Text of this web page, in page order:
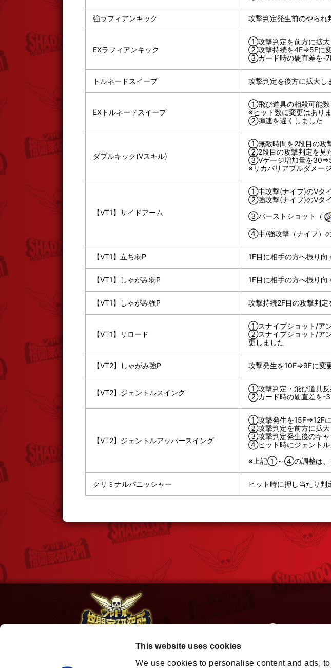
This website uses cookies
We use cookies to personalise content and ads,
強ラフィアンキック 攻撃判定発生前のやられ
EXラフィアンキック
①攻撃判定を前方に拡大
②攻撃持続を4F⇒5Fに
③ガード時の硬直差を-
トルネードスイープ 攻撃判定を後方に拡大し
EXトルネードスイープ
①飛び道具の相殺可能
※ヒット数に変更はあり
②弾速を遅くしました
ダブルキック(Vスキル)
①無敵時間を2段目の攻
②2段目の攻撃判定を見
③Vゲージ増加量を
※リカバリアブルダメー
【VT1】サイドアーム
①中攻撃(ナイフ)のVタ
②強攻撃(ナイフ)のVタ
③バーストショット（
④中/強攻撃（ナイフ）
【VT1】立ち弱P 1F目に相手の方へ振り向
【VT1】しゃがみ弱P 1F目に相手の方へ振り向
【VT1】しゃがみ強P 攻撃持続2F目の攻撃判定
【VT1】リロード
①スナイプショット/アン
②スナイプショット/アン
更しました
【VT2】しゃがみ強P 攻撃発生を10F⇒9Fに変
【VT2】ジェントルスイング
①攻撃判定・飛び道具反
②ガード時の硬直差を-
【VT2】ジェントルアッパースイング
①攻撃発生を15F→12F
②攻撃判定を前方に拡大
③攻撃判定発生後のキャ
④ヒット時にジェントル
※上記①～④の調整は、
クリミナルパニッシャー ヒット時に押し当たり
は株式会社ソニー・インタラクティブエンタテインメントの登